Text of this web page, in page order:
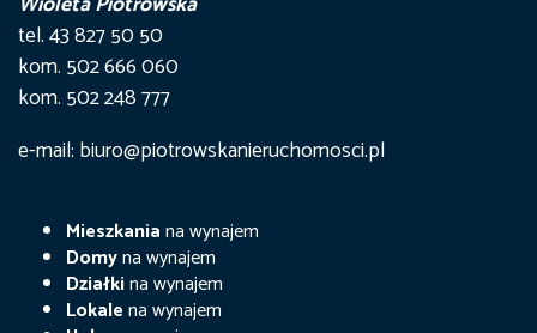
tel. 43 827 50 50
kom. 502 666 060
kom. 502 248 777
e-mail: biuro@piotrowskanieruchomosci.pl
Mieszkaniana wynajem
Domyna wynajem
Działkina wynajem
Lokalena wynajem